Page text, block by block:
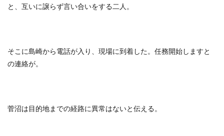
と、互いに譲らず言い合いをする二人。
そこに島崎から電話が入り、現場に到着した。任務開始しますと
の連絡が。
菅沼は目的地までの経路に異常はないと伝える。